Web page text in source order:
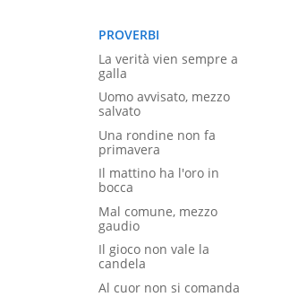
PROVERBI
La verità vien sempre a
galla
Uomo avvisato, mezzo
salvato
Una rondine non fa
primavera
Il mattino ha l'oro in
bocca
Mal comune, mezzo
gaudio
Il gioco non vale la
candela
Al cuor non si comanda